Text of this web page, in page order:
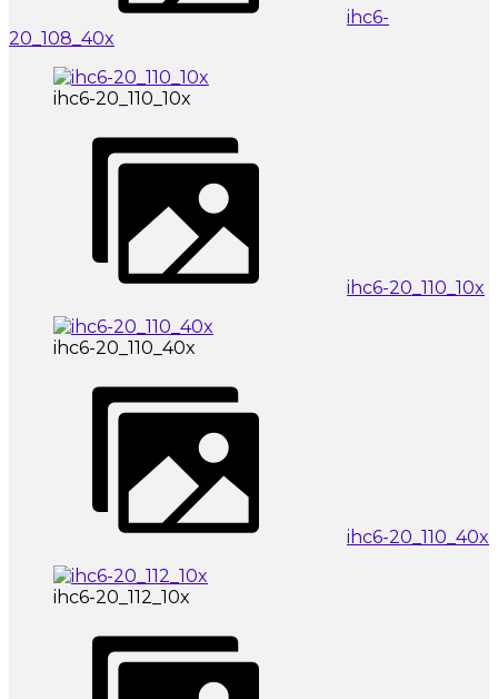
ihc6-
20_108_40x
ihc6-20_110_10x
ihc6-20_110_10x
ihc6-20_110_40x
ihc6-20_110_40x
ihc6-20_112_10x